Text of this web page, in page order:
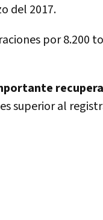
del 2017.
por 8.200
superior al